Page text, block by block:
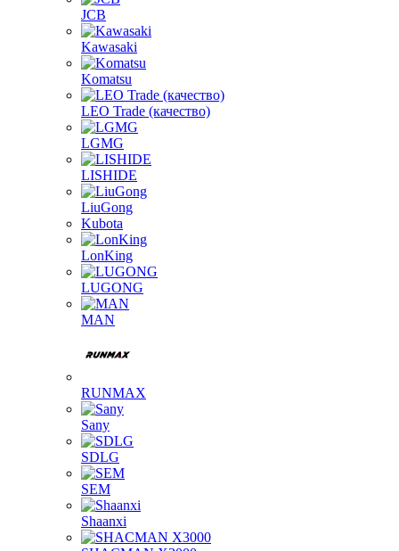
JCB
Kawasaki
Komatsu
LEO Trade (качество)
LGMG
LISHIDE
LiuGong
Kubota
LonKing
LUGONG
MAN
RUNMAX
Sany
SDLG
SEM
Shaanxi